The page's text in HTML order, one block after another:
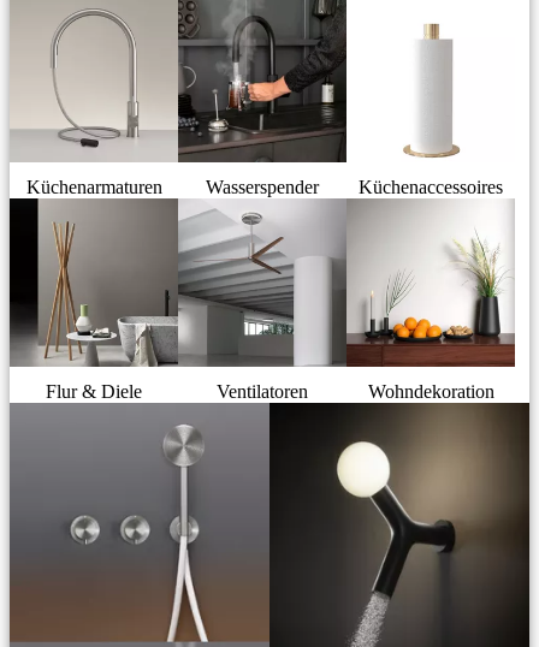
Küchenarmaturen Wasserspender Küchenaccessoires
Flur & Diele Ventilatoren Wohndekoration